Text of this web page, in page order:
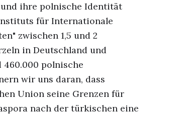
ihre polnische Identität
für Internationale
zwischen 1,5 und 2
in Deutschland und
460.000 polnische
wir uns daran, dass
Union seine Grenzen für
nach der türkischen eine